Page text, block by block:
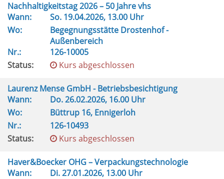
Nachhaltigkeitstag 2026 – 50 Jahre vhs
Wann:
So. 19.04.2026, 13.00 Uhr
Wo:
Begegnungsstätte Drostenhof -
Außenbereich
Nr.:
126-10005
Status:
Kurs abgeschlossen
Laurenz Mense GmbH - Betriebsbesichtigung
Wann:
Do.26.02.2026, 16.00 Uhr
Wo:
Büttrup 16, Ennigerloh
Nr.:
126-10493
Status:
Kurs abgeschlossen
Haver&Boecker OHG – Verpackungstechnologie
Wann:
Di.27.01.2026, 13.00 Uhr